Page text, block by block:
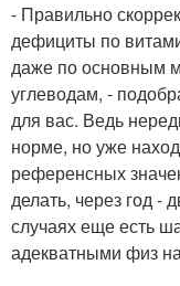
- Правильно
дефициты по
даже по основным
углеводам, -
для вас. Ведь
норме, но уже
референсных
делать, через год -
случаях еще есть
адекватными физ